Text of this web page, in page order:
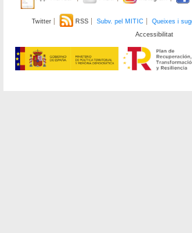
Twitter RSS Subv. pel MITIC Queixes i
Accessibilitat